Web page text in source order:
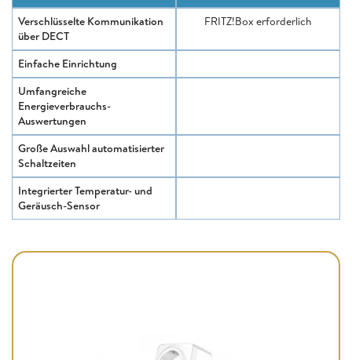
Verschlüsselte Kommunikation
über DECT
FRITZ!Box erforderlich
Einfache Einrichtung
Umfangreiche
Energieverbrauchs-
Auswertungen
Große Auswahl automatisierter
Schaltzeiten
Integrierter Temperatur- und
Geräusch-Sensor